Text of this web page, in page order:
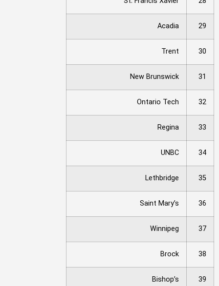
29
Acadia
30
Trent
31
New Brunswick
32
Ontario Tech
33
Regina
34
UNBC
35
Lethbridge
36
Saint Mary’s
37
Winnipeg
38
Brock
39
Bishop’s